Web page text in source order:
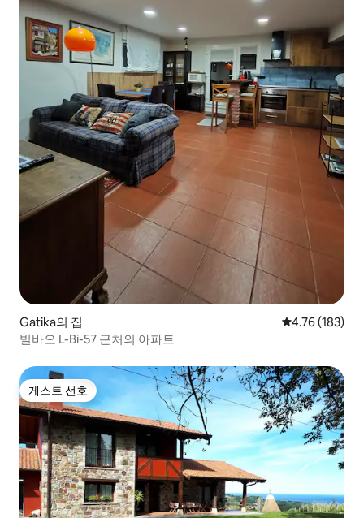
Gatika의 집 평점 4.76점(5
4.76 (183)
빌바오 L-Bi-57 근처의 아파트
게스트 선호
게스트 선호